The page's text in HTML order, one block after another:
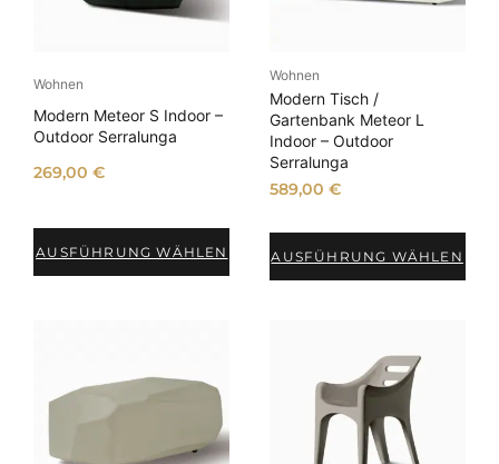
Wohnen
Modern Meteor S Indoor –
Outdoor Serralunga
269,00€
AUSFÜHRUNG WÄHLEN
Wohnen
Modern Tisch /
Gartenbank Meteor L
Indoor – Outdoor
Serralunga
589,00 €
AUSFÜHRUNG WÄHLEN